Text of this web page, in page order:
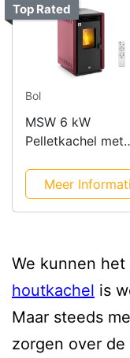
Top Rated
Bol
MSW 6 kW
Pelletkachel met
Meer
We kunnen
houtkachel is
Maar steeds
zorgen over